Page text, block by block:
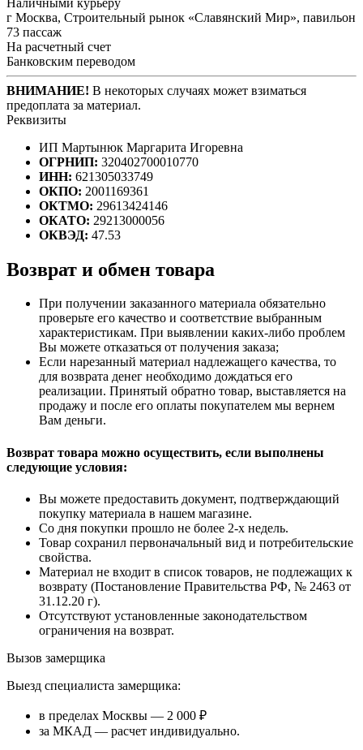
г Москва, Строительный рынок «Славянский Мир», павильон
73 пассаж
На расчетный счет
Банковским переводом
ВНИМАНИЕ! В некоторых случаях может взиматься
предоплата за материал.
Реквизиты
ИП Мартынюк Маргарита Игоревна
ОГРНИП: 320402700010770
ИНН: 621305033749
ОКПО: 2001169361
ОКТМО: 29613424146
ОКАТО: 29213000056
ОКВЭД: 47.53
Возврат и обмен товара
При получении заказанного материала обязательно
проверьте его качество и соответствие выбранным
характеристикам. При выявлении каких-либо проблем
Вы можете отказаться от получения заказа;
Если нарезанный материал надлежащего качества, то
для возврата денег необходимо дождаться его
реализации. Принятый обратно товар, выставляется на
продажу и после его оплаты покупателем мы вернем
Вам деньги.
Возврат товара можно осуществить, если выполнены
следующие условия:
Вы можете предоставить документ, подтверждающий
покупку материала в нашем магазине.
Со дня покупки прошло не более 2-х недель.
Товар сохранил первоначальный вид и потребительские
свойства.
Материал не входит в список товаров, не подлежащих к
возврату (Постановление Правительства РФ, № 2463 от
31.12.20 г).
Отсутствуют установленные законодательством
ограничения на возврат.
Вызов замерщика
Выезд специалиста замерщика:
в пределах Москвы — 2 000 ₽
за МКАД — расчет индивидуально.